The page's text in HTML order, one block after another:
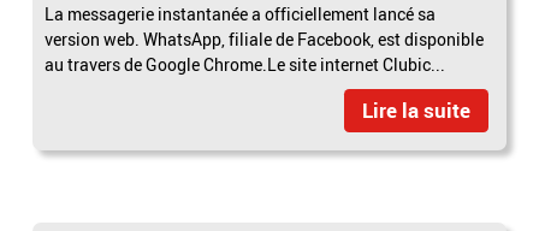
La messagerie instantanée a officiellement lancé sa
version web. WhatsApp, filiale de Facebook, est disponible
au travers de Google Chrome.Le site internet Clubic...
Lire la suite